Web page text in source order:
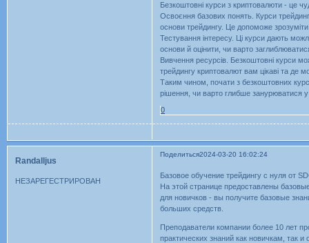
Безкоштовні курси з криптовалюти - це
Освоєння базових понять. Курси
основи трейдингу. Це допоможе
Тестування інтересу. Ці курси дають
основи й оцінити, чи варто
Вивчення ресурсів. Безкоштовні курси
трейдингу криптовалют вам цікаві та де
Таким чином, почати з безкоштовних
рішення, чи варто глибше занурюватися у
0
Поделиться2024-03-20 16:02:24
Randalljus
НЕЗАРЕГЕСТРИРОВАН
Базовое обучение трейдингу с нуля от
На этой странице предоставлены
для новичков - вы получите базовые
больших средств.
Преподаватели компании более 10 лет
практических знаний как новичкам, так